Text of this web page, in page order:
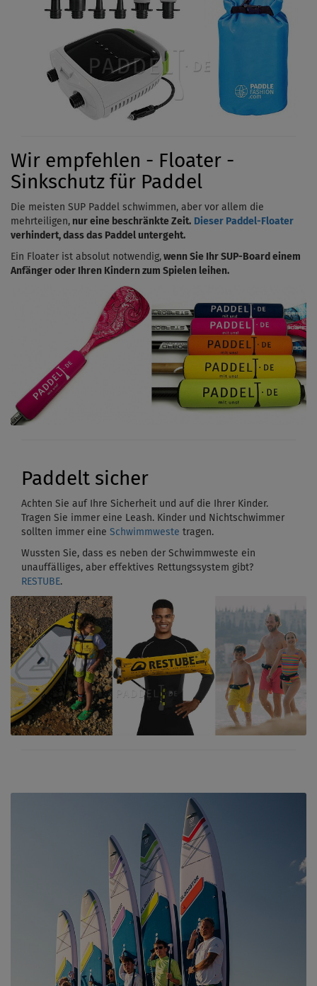
Wir empfehlen - Floater -
Sinkschutz für Paddel
Die meisten SUP Paddel schwimmen, aber vor allem die
mehrteiligen, nur eine beschränkte Zeit. Dieser Paddel-Floater
verhindert, dass das Paddel untergeht.
Ein Floater ist absolut notwendig, wenn Sie Ihr SUP-Board einem
Anfänger oder Ihren Kindern zum Spielen leihen.
Paddelt sicher
Achten Sie auf Ihre Sicherheit und auf die Ihrer Kinder.
Tragen Sie immer eine Leash. Kinder und Nichtschwimmer
sollten immer eine Schwimmweste tragen.
Wussten Sie, dass es neben der Schwimmweste ein
unauffälliges, aber effektives Rettungssystem gibt?
RESTUBE.